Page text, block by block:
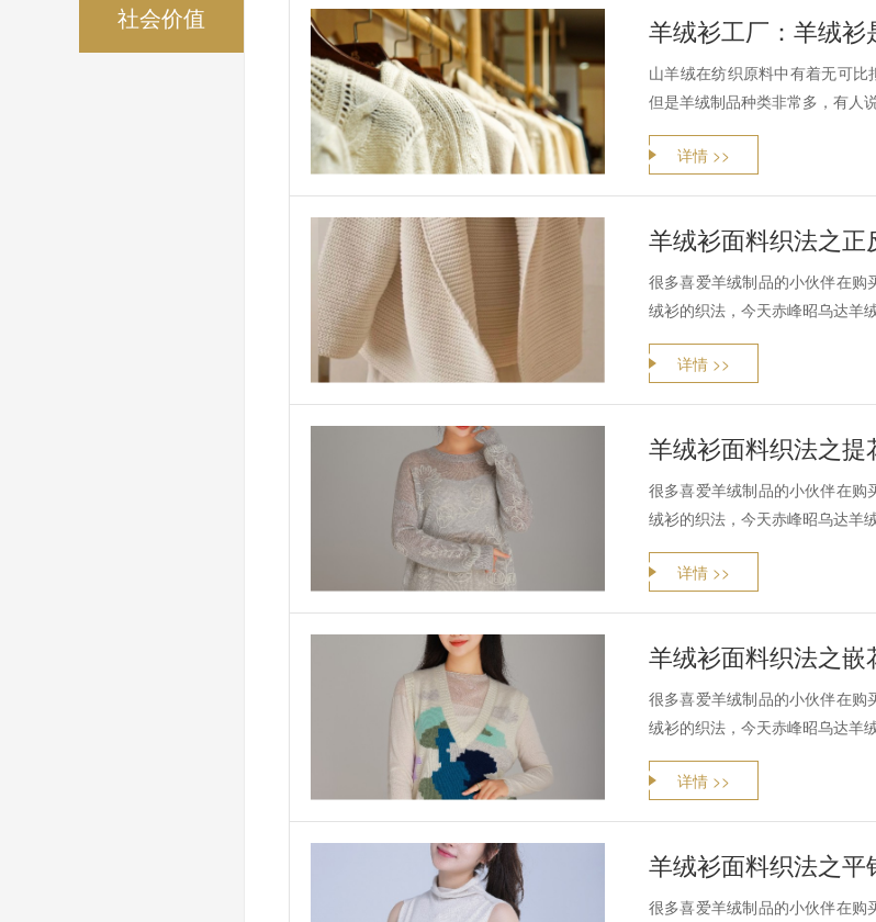
羊绒衫工厂：羊绒衫
山羊绒在纺织原料中有着无可比
但是羊绒制品种类非常多，有人
详情 >>
羊绒衫面料织法之正
很多喜爱羊绒制品的小伙伴在购
绒衫的织法，今天赤峰昭乌达羊
详情 >>
羊绒衫面料织法之提
很多喜爱羊绒制品的小伙伴在购
绒衫的织法，今天赤峰昭乌达羊
详情 >>
羊绒衫面料织法之嵌
很多喜爱羊绒制品的小伙伴在购
绒衫的织法，今天赤峰昭乌达羊
详情 >>
羊绒衫面料织法之平
很多喜爱羊绒制品的小伙伴在购
社会价值